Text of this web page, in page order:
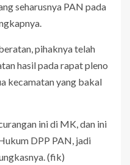
seharusnya PAN pada
pihaknya telah
hasil pada rapat pleno
kecamatan yang bakal
ini di MK, dan ini
DPP PAN, jadi
(fik)